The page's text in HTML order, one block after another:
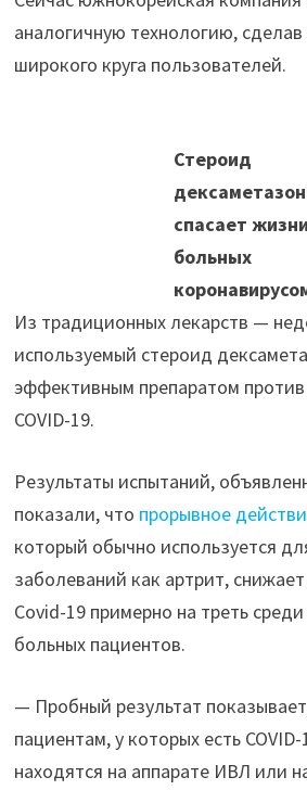
аналогичную технологию,
широкого круга пользователей.
Стероид
дексаметазон
спасает жизни
больных
Из традиционных лекарств —
используемый стероид
эффективным препаратом
COVID-19.
Результаты испытаний,
показали, что прорывное
который обычно используется
заболеваний как артрит,
Covid-19 примерно на треть
больных пациентов.
— Пробный результат
пациентам, у которых есть
находятся на аппарате ИВЛ или